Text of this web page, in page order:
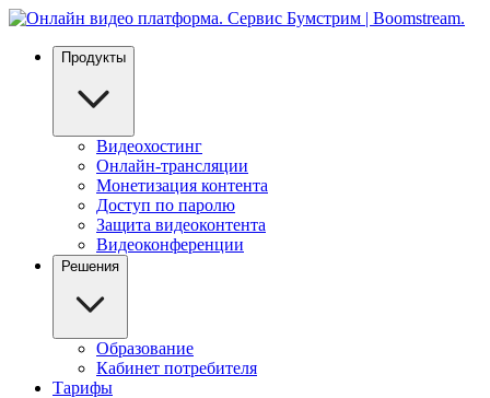
Продукты
Видеохостинг
Онлайн-трансляции
Монетизация контента
Доступ по паролю
Защита видеоконтента
Видеоконференции
Решения
Образование
Кабинет потребителя
Тарифы